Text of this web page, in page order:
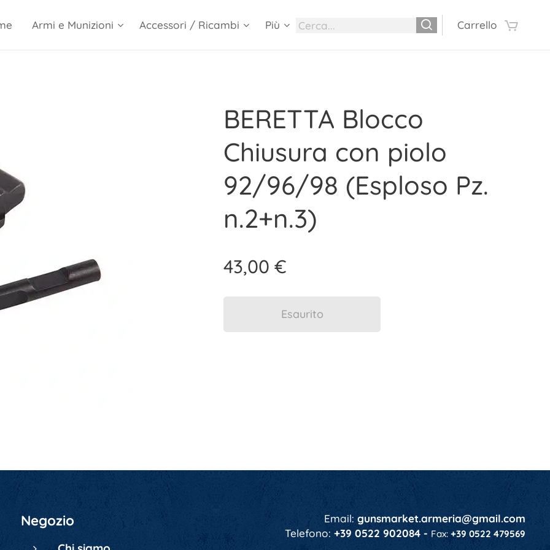
Armi e Munizioni Accessori / Ricambi Più Carrello
BERETTA Blocco
Chiusura con piolo
92/96/98 (Esploso Pz.
n.2+n.3)
43,00 €
Esaurito
Negozio Email: gunsmarket.armeria@gmail.com
Telefono: +39 0522 902084 - Fax: +39 0522 479569